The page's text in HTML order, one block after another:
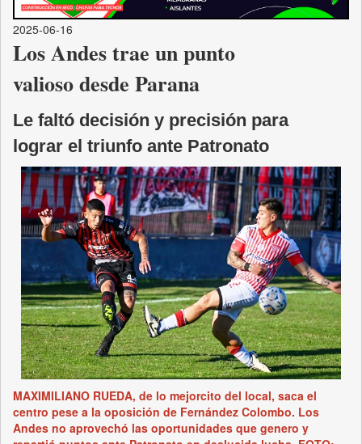
2025-06-16
Los Andes trae un punto
valioso desde Parana
Le faltó decisión y precisión para
lograr el triunfo ante Patronato
MAXIMILIANO RUEDA, de lo mejorcito del local, saca el
centro pese a la oposición de Fernández Colombo. Los
Andes no aprovechó las oportunidades que genero y